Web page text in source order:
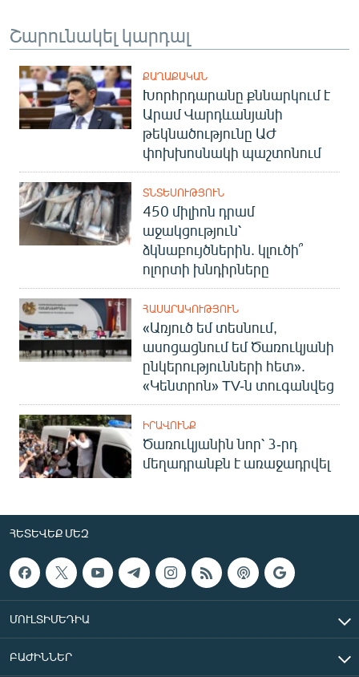
Շարունակել կարդալ
ՔԱՂԱՔԱԿԱՆ
Խորհրդարանը քննարկում է
Արամ Վարդևանյանի
թեկնածությունը ԱԺ
փոխխոսնակի պաշտոնում
ՏՆՏԵՍՈՒԹՅՈՒՆ
450 միլիոն դրամ
աջակցություն՝
ձկնաբույծներին. կլուծի՞
ոլորտի խնդիրները
ՀԱՍԱՐԱԿՈՒԹՅՈՒՆ
«Առյուծ եմ տեսնում,
ասոցացնում եմ Ծառուկյանի
ընկերությունների հետ».
«Կենտրոն» TV-ն տուգանվեց
ԻՐԱՎՈՒՆՔ
Ծառուկյանին նոր՝ 3-րդ
մեղադրանքն է առաջադրվել
ՀԵՏԵՎԵՔ ՄԵԶ
ՄՈՒԼՏԻՄԵԴԻԱ
ԲԱԺԻՆՆԵՐ